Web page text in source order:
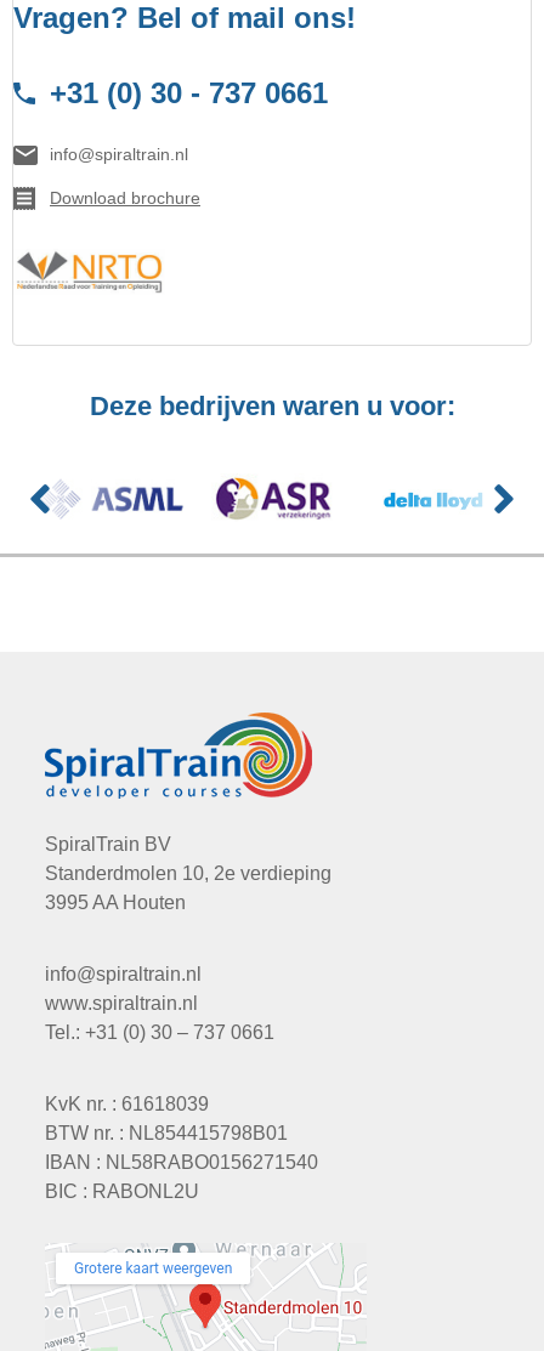
Vragen? Bel of mail ons!
+31 (0) 30 - 737 0661
info@spiraltrain.nl
Download brochure
Deze bedrijven waren u voor:
SpiralTrain BV
Standerdmolen 10, 2e verdieping
3995 AA Houten
info@spiraltrain.nl
www.spiraltrain.nl
Tel.: +31 (0) 30 – 737 0661
KvK nr. : 61618039
BTW nr. : NL854415798B01
IBAN : NL58RABO0156271540
BIC : RABONL2U